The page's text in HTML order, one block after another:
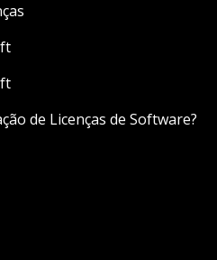
de Licenças de Software?